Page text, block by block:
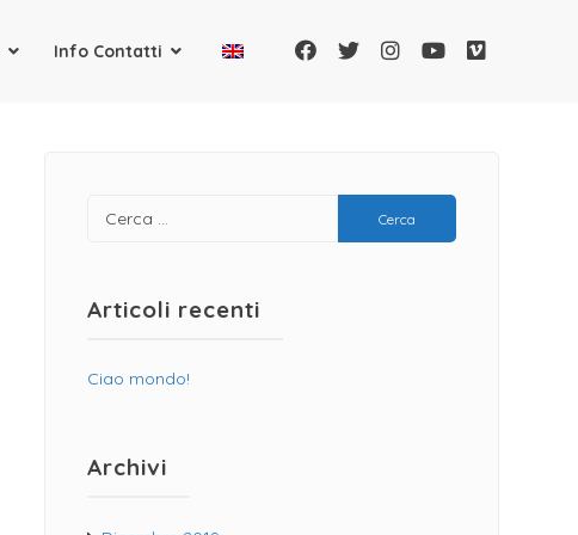
Info Contatti
Articoli recenti
Ciao mondo!
Archivi